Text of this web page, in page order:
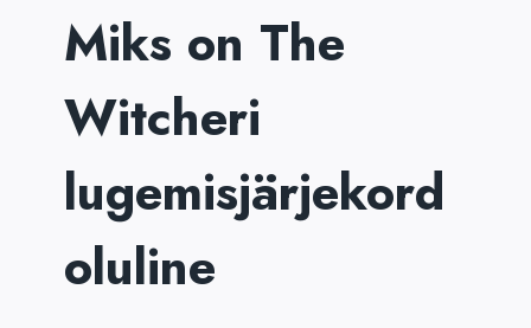
Miks on The
Witcheri
lugemisjärjekord
oluline